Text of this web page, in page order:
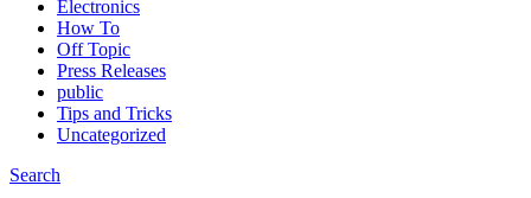
Electronics
How To
Off Topic
Press Releases
public
Tips and Tricks
Uncategorized
Search